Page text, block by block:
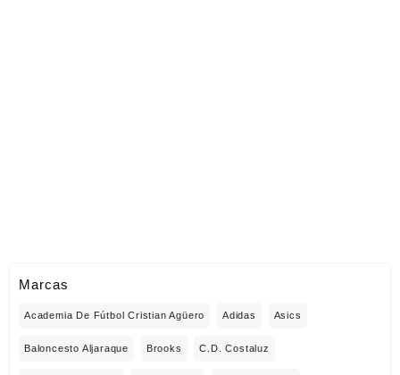
Marcas
Academia De Fútbol Cristian Agüero Adidas Asics
Baloncesto Aljaraque Brooks C.D. Costaluz